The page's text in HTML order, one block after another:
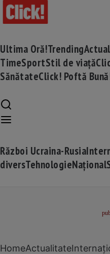
Ultima Oră!Trending
TimeSportStil de viață
SănătateClick! Poftă
Război Ucraina-Rusia
diversTehnologieNațional
HomeActualitate